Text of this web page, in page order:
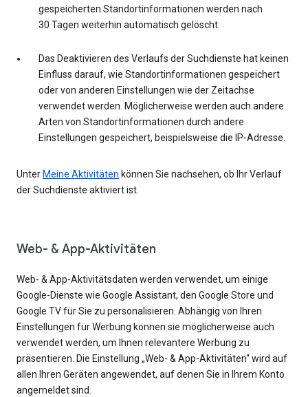
gespeicherten Standortinformationen werden nach
30 Tagen weiterhin automatisch gelöscht.
Das Deaktivieren des Verlaufs der Suchdienste hat keinen
Einfluss darauf, wie Standortinformationen gespeichert
oder von anderen Einstellungen wie der Zeitachse
verwendet werden. Möglicherweise werden auch andere
Arten von Standortinformationen durch andere
Einstellungen gespeichert, beispielsweise die IP-Adresse.
Unter Meine Aktivitäten können Sie nachsehen, ob Ihr Verlauf
der Suchdienste aktiviert ist.
Web- & App-Aktivitäten
Web- & App-Aktivitätsdaten werden verwendet, um einige
Google-Dienste wie Google Assistant, den Google Store und
Google TV für Sie zu personalisieren. Abhängig von Ihren
Einstellungen für Werbung können sie möglicherweise auch
verwendet werden, um Ihnen relevantere Werbung zu
präsentieren. Die Einstellung „Web- & App-Aktivitäten“ wird auf
allen Ihren Geräten angewendet, auf denen Sie in Ihrem Konto
angemeldet sind.